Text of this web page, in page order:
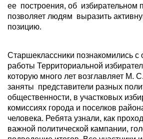
ее построения, об избирательном
позволяет людям выразить
позицию.
Старшеклассники познакомились с
работы Территориальной
которую много лет возглавляет М.
заняты представители разных
общественности, в участковых
комиссиях города и поселков
человека. Ребята узнали, как
важной политической кампании,